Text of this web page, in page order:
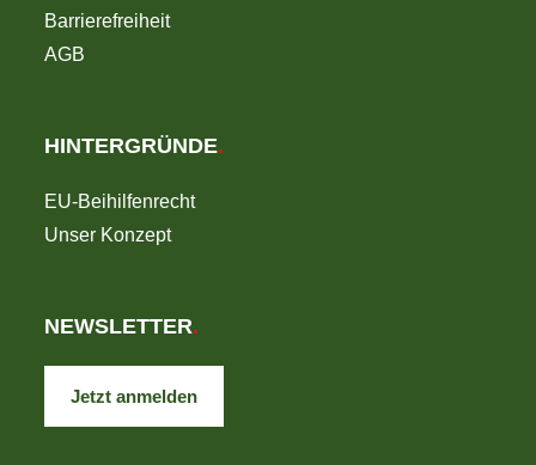
Barrierefreiheit
AGB
HINTERGRÜNDE.
EU-Beihilfenrecht
Unser Konzept
NEWSLETTER.
Jetzt anmelden